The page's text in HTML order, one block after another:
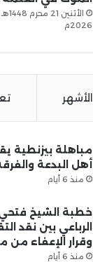
2026م
الأشهر
مباهلة بيزنطية
أهل البدعة
منذ 6 أيام
خطبة الشيخ
الرباعي بين نقد
وقرار الإعفاء من
منذ 6 أيام